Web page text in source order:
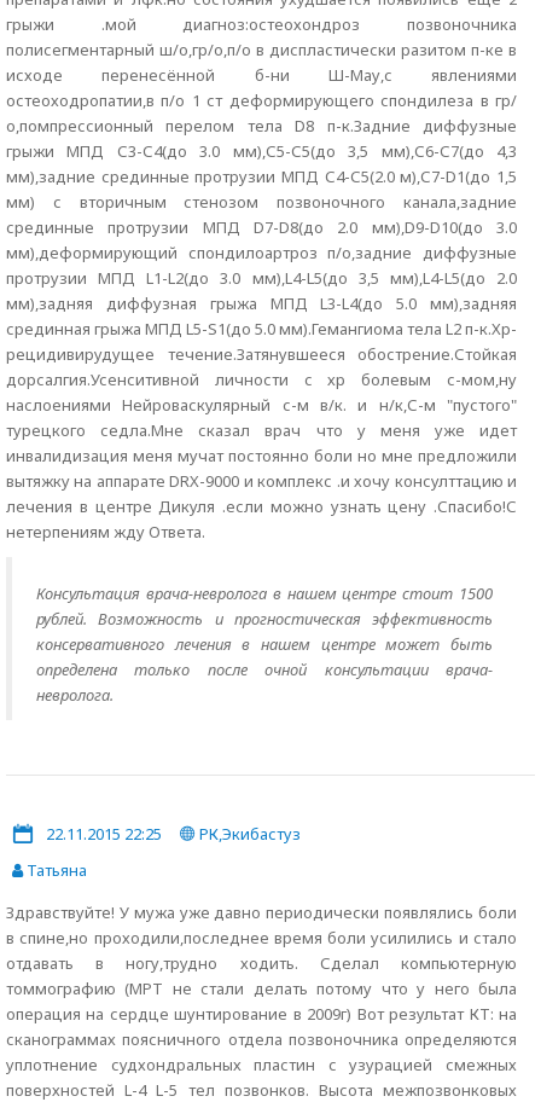
грыжи .мой диагноз:остеохондроз позвоночника
полисегментарный ш/о,гр/о,п/о в диспластически разитом п-ке в
исходе перенесённой б-ни Ш-Мау,с явлениями
остеоходропатии,в п/о 1 ст деформирующего спондилеза в гр/
о,помпрессионный перелом тела D8 п-к.Задние диффузные
грыжи МПД С3-С4(до 3.0 мм),С5-С5(до 3,5 мм),С6-С7(до 4,3
мм),задние срединные протрузии МПД С4-С5(2.0 м),С7-D1(до 1,5
мм) с вторичным стенозом позвоночного канала,задние
срединные протрузии МПД D7-D8(до 2.0 мм),D9-D10(до 3.0
мм),деформирующий спондилоартроз п/о,задние диффузные
протрузии МПД L1-L2(до 3.0 мм),L4-L5(до 3,5 мм),L4-L5(до 2.0
мм),задняя диффузная грыжа МПД L3-L4(до 5.0 мм),задняя
срединная грыжа МПД L5-S1(до 5.0 мм).Гемангиома тела L2 п-к.Хр-
рецидивирудущее течение.Затянувшееся обострение.Стойкая
дорсалгия.Усенситивной личности с хр болевым с-мом,ну
наслоениями Нейроваскулярный с-м в/к. и н/к,С-м "пустого"
турецкого седла.Мне сказал врач что у меня уже идет
инвалидизация меня мучат постоянно боли но мне предложили
вытяжку на аппарате DRX-9000 и комплекс .и хочу консулттацию и
лечения в центре Дикуля .если можно узнать цену .Спасибо!С
нетерпениям жду Ответа.
Консультация врача-невролога в нашем центре стоит 1500
рублей. Возможность и прогностическая эффективность
консервативного лечения в нашем центре может быть
определена только после очной консультации врача-
невролога.
22.11.2015 22:25
РК,Экибастуз
Татьяна
Здравствуйте! У мужа уже давно периодически появлялись боли
в спине,но проходили,последнее время боли усилились и стало
отдавать в ногу,трудно ходить. Сделал компьютерную
томмографию (МРТ не стали делать потому что у него была
операция на сердце шунтирование в 2009г) Вот результат КТ: на
сканограммах поясничного отдела позвоночника определяются
уплотнение судхондральных пластин с узурацией смежных
поверхностей L-4 L-5 тел позвонков. Высота межпозвонковых